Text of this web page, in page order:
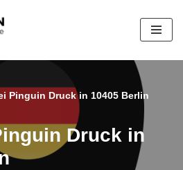
Pinguin Druck in 10405 Berlin
Druck in